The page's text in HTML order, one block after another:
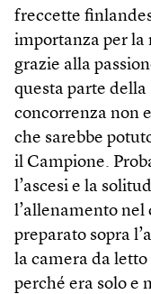
freccette
importanza per la
grazie alla
questa parte della
concorrenza non
che sarebbe
il Campione.
l’ascesi e la
l’allenamento
preparato sopra
la camera da
perché era solo e